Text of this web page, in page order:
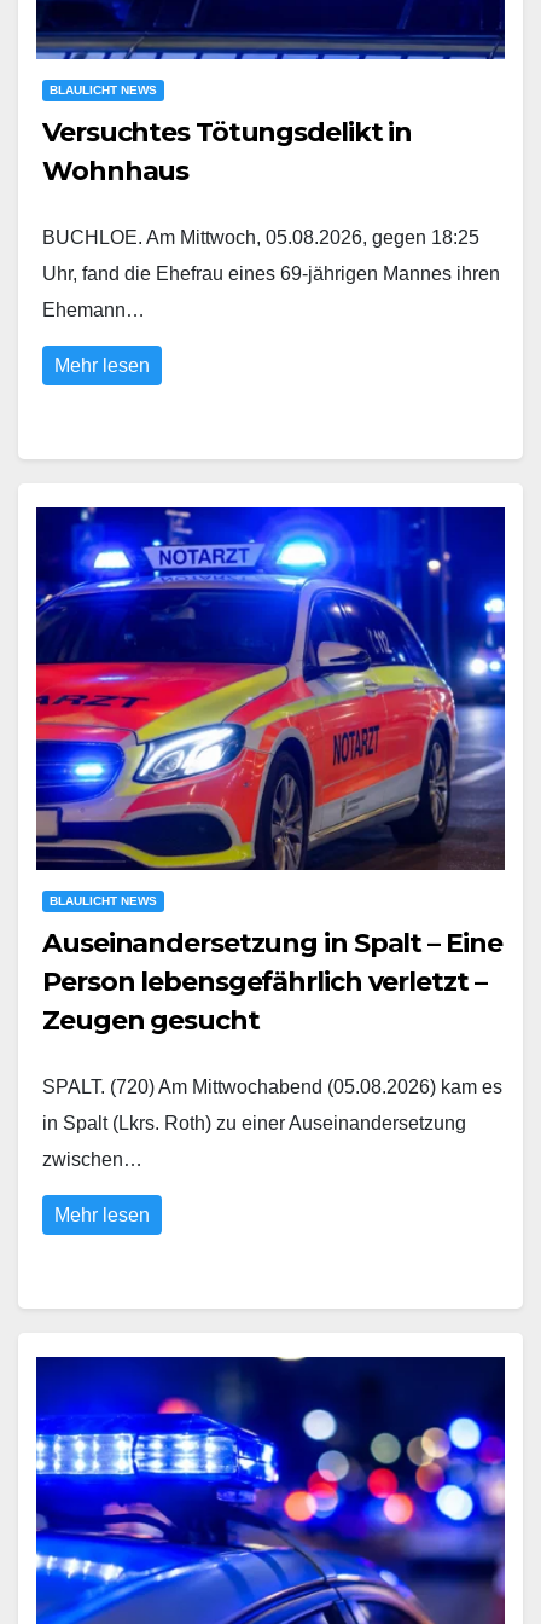
BLAULICHT NEWS
Versuchtes Tötungsdelikt in
Wohnhaus
BUCHLOE. Am Mittwoch, 05.08.2026, gegen 18:25
Uhr, fand die Ehefrau eines 69-jährigen Mannes ihren
Ehemann…
Mehr lesen
BLAULICHT NEWS
Auseinandersetzung in Spalt – Eine
Person lebensgefährlich verletzt –
Zeugen gesucht
SPALT. (720) Am Mittwochabend (05.08.2026) kam es
in Spalt (Lkrs. Roth) zu einer Auseinandersetzung
zwischen…
Mehr lesen